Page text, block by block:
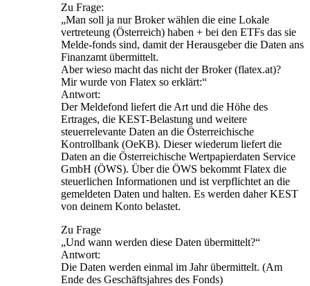
Zu Frage:
„Man soll ja nur Broker wählen die eine Lokale
vertreteung (Österreich) haben + bei den ETFs das sie
Melde-fonds sind, damit der Herausgeber die Daten ans
Finanzamt übermittelt.
Aber wieso macht das nicht der Broker (flatex.at)?
Mir wurde von Flatex so erklärt:“
Antwort:
Der Meldefond liefert die Art und die Höhe des
Ertrages, die KEST-Belastung und weitere
steuerrelevante Daten an die Österreichische
Kontrollbank (OeKB). Dieser wiederum liefert die
Daten an die Österreichische Wertpapierdaten Service
GmbH (ÖWS). Über die ÖWS bekommt Flatex die
steuerlichen Informationen und ist verpflichtet an die
gemeldeten Daten und halten. Es werden daher KEST
von deinem Konto belastet.
Zu Frage
„Und wann werden diese Daten übermittelt?“
Antwort:
Die Daten werden einmal im Jahr übermittelt. (Am
Ende des Geschäftsjahres des Fonds)